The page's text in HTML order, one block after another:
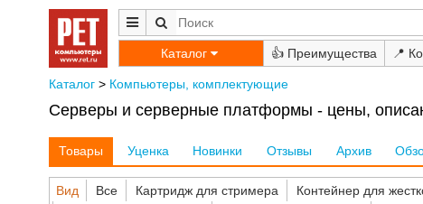
Каталог 👍 📍
Каталог> Компьютеры, комплектующие
Серверы и серверные платформы - цены,
Товары Уценка Новинки Отзывы Архив
Вид Все Картридж для стримера Контейнер для